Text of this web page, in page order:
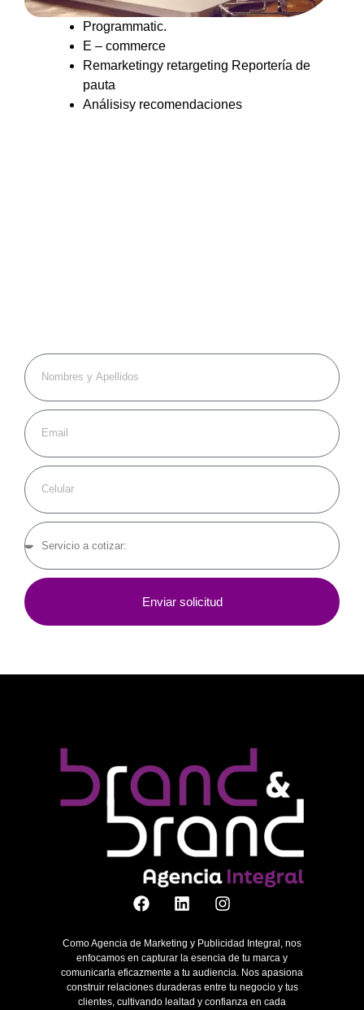
Programmatic.
E – commerce
Remarketingy retargeting Reportería de
pauta
Análisisy recomendaciones
Enviar solicitud
Como Agencia de Marketing y Publicidad Integral, nos
enfocamos en capturar la esencia de tu marca y
comunicarla eficazmente a tu audiencia. Nos apasiona
construir relaciones duraderas entre tu negocio y tus
clientes, cultivando lealtad y confianza en cada